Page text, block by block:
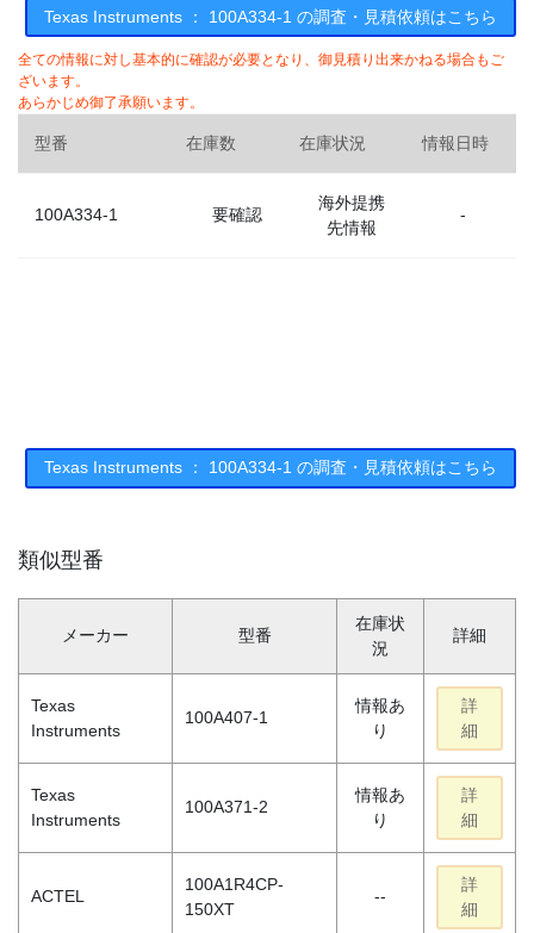
Texas Instruments ： 100A334-1 の調査・見積依頼はこちら
全ての情報に対し基本的に確認が必要となり、御見積り出来かねる場合もご
ざいます。
あらかじめ御了承願います。
型番 在庫数 在庫状況 情報日時
100A334-1 要確認
海外提携
先情報
-
Texas Instruments ： 100A334-1 の調査・見積依頼はこちら
類似型番
メーカー 型番
在庫状
況
詳細
Texas
Instruments
100A407-1
情報あ
り
詳
細
Texas
Instruments
100A371-2
情報あ
り
詳
細
ACTEL
100A1R4CP-
150XT
--
詳
細